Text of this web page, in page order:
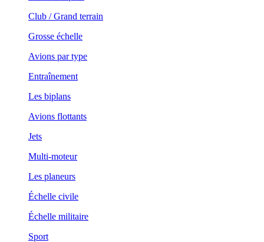
Club / Grand terrain
Grosse échelle
Avions par type
Entraînement
Les biplans
Avions flottants
Jets
Multi-moteur
Les planeurs
Échelle civile
Échelle militaire
Sport